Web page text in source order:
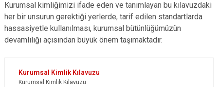
Kurumsal kimliğimizi ifade eden ve tanımlayan bu kılavuzdaki
her bir unsurun gerektiği yerlerde, tarif edilen standartlarda
hassasiyetle kullanılması, kurumsal bütünlüğümüzün
devamlılığı açısından büyük önem taşımaktadır.
Kurumsal Kimlik Kılavuzu